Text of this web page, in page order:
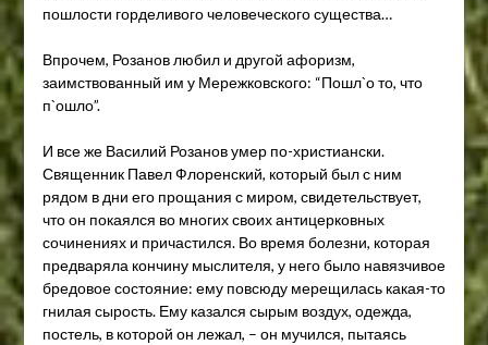
пошлости горделивого человеческого существа…
Впрочем, Розанов любил и другой афоризм,
заимствованный им у Мережковского: “Пошл`о то, что
п`ошло”.
И все же Василий Розанов умер по-христиански.
Священник Павел Флоренский, который был с ним
рядом в дни его прощания с миром, свидетельствует,
что он покаялся во многих своих антицерковных
сочинениях и причастился. Во время болезни, которая
предваряла кончину мыслителя, у него было навязчивое
бредовое состояние: ему повсюду мерещилась какая-то
гнилая сырость. Ему казался сырым воздух, одежда,
постель, в которой он лежал, – он мучился, пытаясь